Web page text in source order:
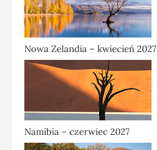
Nowa Zelandia – kwiecień 2027
Namibia – czerwiec 2027